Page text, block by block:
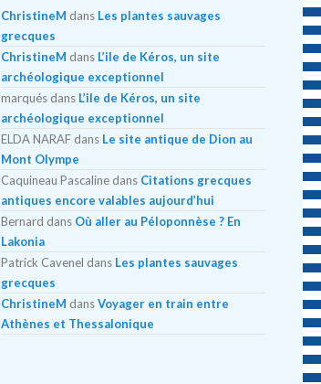
ChristineM dans Les plantes sauvages
grecques
ChristineM dans L’ile de Kéros, un site
archéologique exceptionnel
marquésdans L’ile de Kéros, un site
archéologique exceptionnel
ELDA NARAFdans Le site antique de Dion au
Mont Olympe
Caquineau Pascalinedans Citations grecques
antiques encore valables aujourd’hui
Bernard dans Où aller au Péloponnèse ? En
Lakonia
Patrick Cavenel dans Les plantes sauvages
grecques
ChristineM dansVoyager en train entre
Athènes et Thessalonique